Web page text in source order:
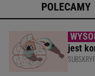
POLECAMY
jest